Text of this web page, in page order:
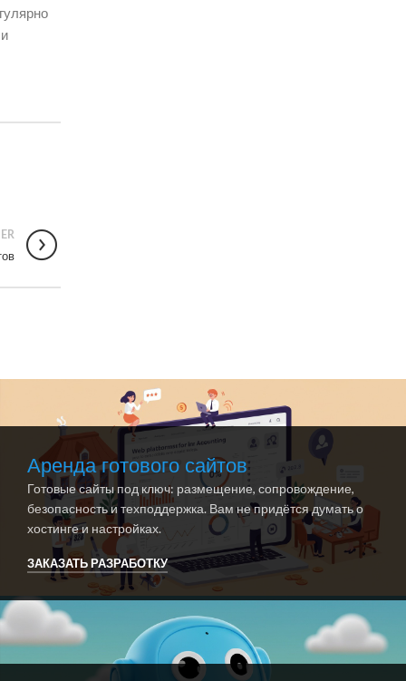
Аренда готового сайтов
Готовые сайты под ключ: размещение, сопровождение,
безопасность и техподдержка. Вам не придётся думать о
хостинге и настройках.
ЗАКАЗАТЬ РАЗРАБОТКУ